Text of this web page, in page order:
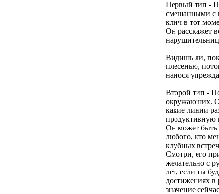
Первый тип -
смешанными с
клич в тот
Он расскажет
Видишь ли,
плесенью,
нанося
Второй тип -
окружаюших.
какие линии
продуктивную
Он может быть
любого, кто
клубных
Смотри, его
желательно с
лет, если ты
достижениях в
значение